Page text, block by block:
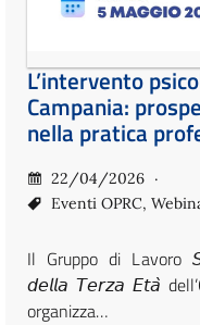
L’intervento
Campania:
nella pratica
22/04/2026
Eventi OPRC,
Il Gruppo di Lavoro
𝘥𝘦𝘭𝘭𝘢 𝘛𝘦𝘳𝘻𝘢 𝘌𝘵𝘢̀
organizza…